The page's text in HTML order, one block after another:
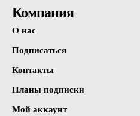
Компания
О нас
Подписаться
Контакты
Планы подписки
Мой аккаунт